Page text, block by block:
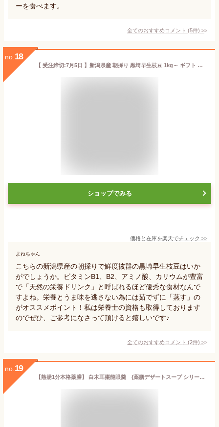
ーを食べます。
全てのおすすめコメント (5件) >
no. 18
【 受注締切:7月5日 】新潟県産 朝採り 黒埼早生枝豆 1kg～ ギフト 新潟市 えだまめ 枝豆 エダマメ くろさき 6月下旬から7月上旬に順次発送 黒崎 新潟市 エダマメ 初だるま いきなまる えだまめ県 新潟県 おつまみ 大豆 まとめ買いがお買得
ショップでみる
価格と在庫を楽天でチェック >>
よねちゃん
こちらの新潟県産の朝採りで鮮度抜群の黒埼早生枝豆はいか
がでしょうか。ビタミンB1、B2、アミノ酸、カリウムが豊富
で「天然の栄養ドリンク」と呼ばれるほど優秀な食材なんで
すよね。栄養とうま味を逃さない為には茹でずに「蒸す」の
がオススメポイント！私は栄養士の資格も取得しております
のでぜひ、ご参考になさって頂けると嬉しいです♪
全てのおすすめコメント (2件) >
no. 19
【熱湯1分本格薬膳】 白木耳棗龍眼羹 {薬膳デザートスープ シリーズ} 1個 完全無添加 薬膳羹